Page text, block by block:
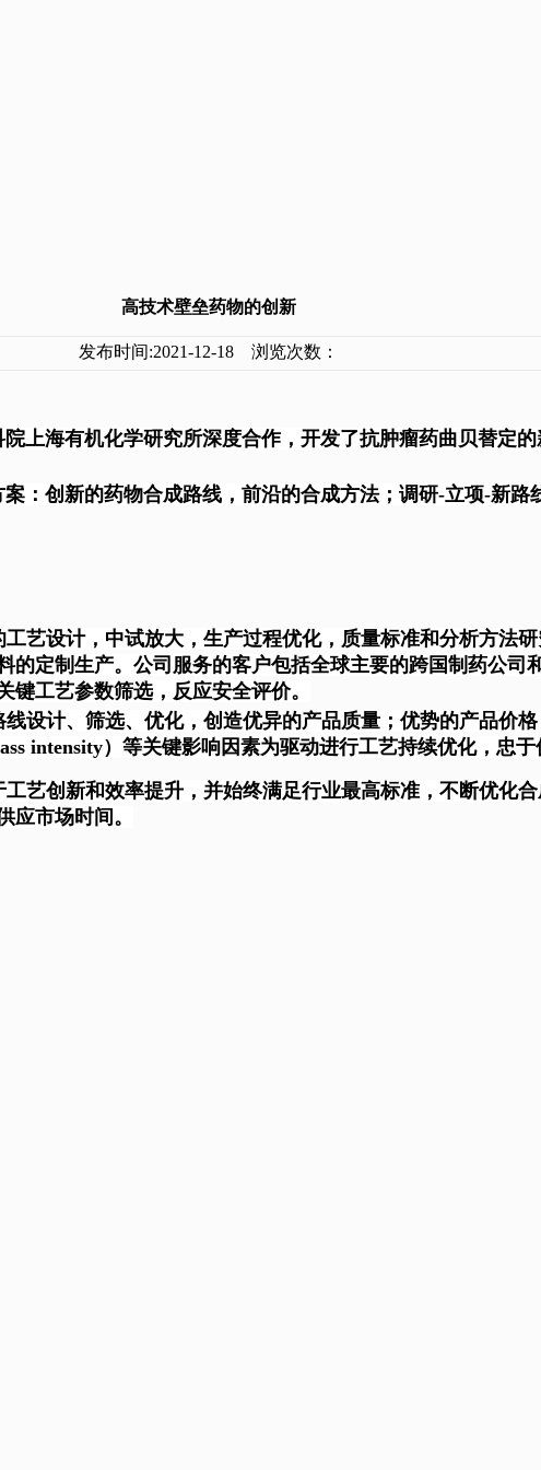
高技术壁垒药物的创新
发布时间:2021-12-18 浏览次数：
上海有机化学研究所深度合作，开发了抗肿瘤药曲贝替定
：创新的药物合成路线，前沿的合成方法；调研-立项-新路
艺设计，中试放大，生产过程优化，质量标准和分析方法
的定制生产。公司服务的客户包括全球主要的跨国制药公司
键工艺参数筛选，反应安全评价。
设计、筛选、优化，创造优异的产品质量；优势的产品价
intensity）等关键影响因素为驱动进行工艺持续优化，忠于
艺创新和效率提升，并始终满足行业最高标准，不断优化
应市场时间。